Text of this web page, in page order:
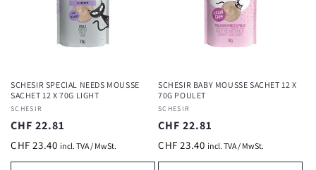
SCHESIR SPECIAL NEEDS MOUSSE
SACHET 12 X 70G LIGHT
Fournisseur :
SCHESIR
Prix
habituel
CHF 22.81
CHF 23.40 incl. TVA / MwSt.
SCHESIR BABY MOUSSE SACHET 12 X
70G POULET
Fournisseur :
SCHESIR
Prix
habituel
CHF 22.81
CHF 23.40 incl. TVA / MwSt.